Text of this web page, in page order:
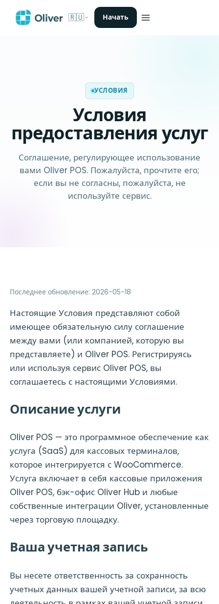
🇷🇺 Начать
УСЛОВИЯ
Условия
предоставления услуг
Соглашение, регулирующее использование
вами Oliver POS. Пожалуйста, прочтите его;
если вы не согласны, пожалуйста, не
используйте сервис.
Последнее обновление: 2026-05-18
Настоящие Условия представляют собой
имеющее обязательную силу соглашение
между вами (или компанией, которую вы
представляете) и Oliver POS. Регистрируясь
или используя сервис Oliver POS, вы
соглашаетесь с настоящими Условиями.
Описание услуги
Oliver POS — это программное обеспечение как
услуга (SaaS) для кассовых терминалов,
которое интегрируется с WooCommerce.
Услуга включает в себя кассовые приложения
Oliver POS, бэк-офис Oliver Hub и любые
собственные интеграции Oliver, установленные
через торговую площадку.
Ваша учетная запись
Вы несете ответственность за сохранность
учетных данных вашей учетной записи, за всю